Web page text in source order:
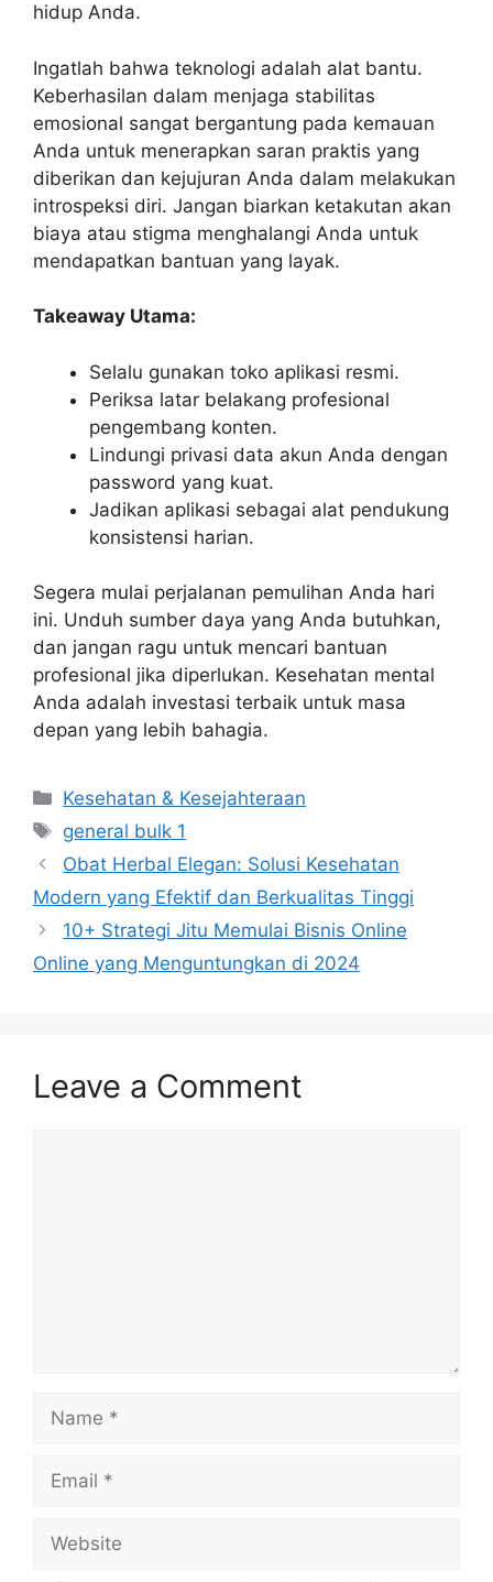
hidup Anda.
Ingatlah bahwa teknologi adalah alat bantu.
Keberhasilan dalam menjaga stabilitas
emosional sangat bergantung pada kemauan
Anda untuk menerapkan saran praktis yang
diberikan dan kejujuran Anda dalam melakukan
introspeksi diri. Jangan biarkan ketakutan akan
biaya atau stigma menghalangi Anda untuk
mendapatkan bantuan yang layak.
Takeaway Utama:
Selalu gunakan toko aplikasi resmi.
Periksa latar belakang profesional
pengembang konten.
Lindungi privasi data akun Anda dengan
password yang kuat.
Jadikan aplikasi sebagai alat pendukung
konsistensi harian.
Segera mulai perjalanan pemulihan Anda hari
ini. Unduh sumber daya yang Anda butuhkan,
dan jangan ragu untuk mencari bantuan
profesional jika diperlukan. Kesehatan mental
Anda adalah investasi terbaik untuk masa
depan yang lebih bahagia.
Categories
Kesehatan & Kesejahteraan
Tags
general bulk 1
Obat Herbal Elegan: Solusi Kesehatan
Modern yang Efektif dan Berkualitas Tinggi
10+ Strategi Jitu Memulai Bisnis Online
Online yang Menguntungkan di 2024
Leave a Comment
Name
Email
Website